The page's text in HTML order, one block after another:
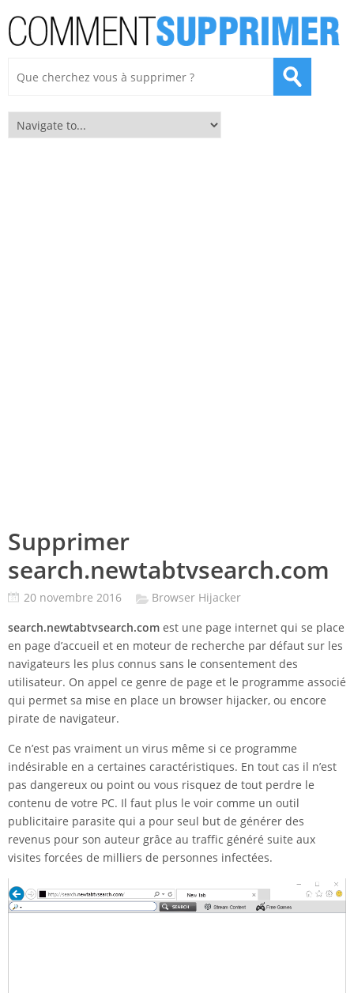
Supprimer
search.newtabtvsearch.com
20 novembre 2016
Browser Hijacker
search.newtabtvsearch.com est une page internet qui se place
en page d’accueil et en moteur de recherche par défaut sur les
navigateurs les plus connus sans le consentement des
utilisateur. On appel ce genre de page et le programme associé
qui permet sa mise en place un browser hijacker, ou encore
pirate de navigateur.
Ce n’est pas vraiment un virus même si ce programme
indésirable en a certaines caractéristiques. En tout cas il n’est
pas dangereux ou point ou vous risquez de tout perdre le
contenu de votre PC. Il faut plus le voir comme un outil
publicitaire parasite qui a pour seul but de générer des
revenus pour son auteur grâce au traffic généré suite aux
visites forcées de milliers de personnes infectées.